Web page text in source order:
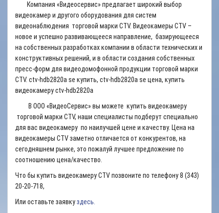
Компания «Видеосервис» предлагает широкий выбор
видеокамер и другого оборудования для систем
видеонаблюдения торговой марки CTV. Видеокамеры CTV –
новое и успешно развивающееся направление, базирующееся
на собственных разработках компании в области технических и
конструктивных решений, и в области создания собственных
пресс-форм для видеодомофонной продукции торговой марки
CTV. ctv-hdb2820a se купить, ctv-hdb2820a se цена, купить
видеокамеру ctv-hdb2820a
В ООО «ВидеоСервис» вы можете купить видеокамеру
торговой марки CTV, наши специалисты подберут специально
для вас видеокамеру по наилучшей цене и качеству. Цена на
видеокамеры CTV заметно отличается от конкурентов, на
сегодняшнем рынке, это пожалуй лучшее предложение по
соотношению цена/качество.
Что бы купить видеокамеру CTV позвоните по телефону 8 (343)
20-20-718,
Или оставьте заявкуздесь.